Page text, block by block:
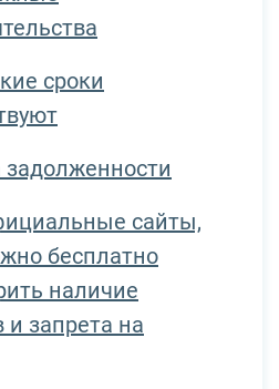
сроки
задолженности
сайты,
бесплатно
наличие
и запрета на